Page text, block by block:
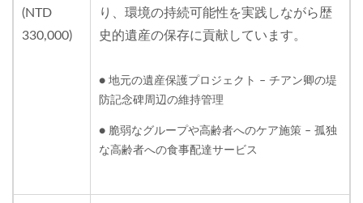
(NTD
330,000)
り、環境の持続可能性を実践しながら歴
史的遺産の保存に貢献しています。
● 地元の遺産保護プロジェクト – チアン卿の堤
防記念碑周辺の維持管理
● 脆弱なグループや高齢者へのケア施策 – 孤独
な高齢者への食事配達サービス